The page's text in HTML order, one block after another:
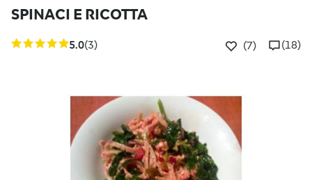
SPINACI E RICOTTA
5.0(3) (7) (18)